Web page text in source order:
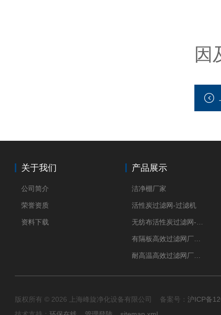
因
关于我们
公司简介
荣誉资质
资料下载
产品展示
洁净棚厂家
活性炭过滤网-过滤机
版权所有 © 2026 上海峰旋净化设备有限公司 备案号： 沪ICP备